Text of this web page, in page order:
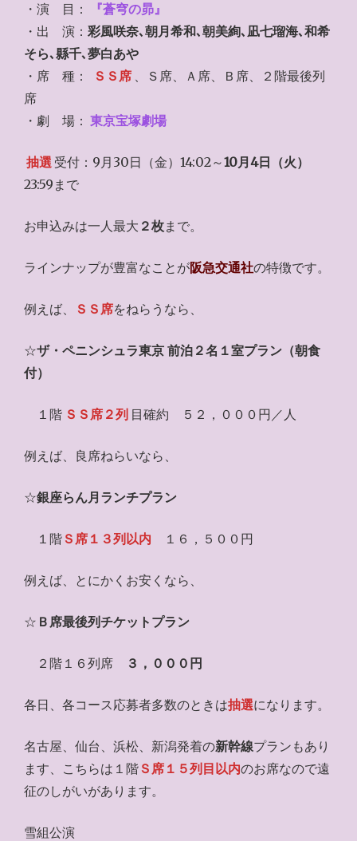
・演 目：
『蒼穹の昴』
・出 演： 彩風咲奈､朝月希和､朝美絢､凪七瑠海､和希
そら､縣千､夢白あや
・席 種：
ＳＳ席 、Ｓ席、Ａ席、Ｂ席、２階最後列
席
・劇 場： 東京宝塚劇場
抽選 受付：9月30日（金）14:02～10月4日（火）
23:59まで
お申込みは一人最大 ２枚まで。
ラインナップが豊富なことが阪急交通社の特徴です。
例えば、 ＳＳ席をねらうなら、
☆ザ・ペニンシュラ東京 前泊２名１室プラン（朝食
付）
１階 ＳＳ席２列 目確約 ５２，０００円／人
例えば、良席ねらいなら、
☆銀座らん月ランチプラン
１階Ｓ席１３列以内 １６，５００円
例えば、とにかくお安くなら、
☆ Ｂ席最後列チケットプラン
２階１６列席 ３，０００円
各日、各コース応募者多数のときは抽選になります。
名古屋、仙台、浜松、新潟発着の新幹線プランもあり
ます、こちらは１階Ｓ席１５列目以内のお席なので遠
征のしがいがあります。
雪組公演